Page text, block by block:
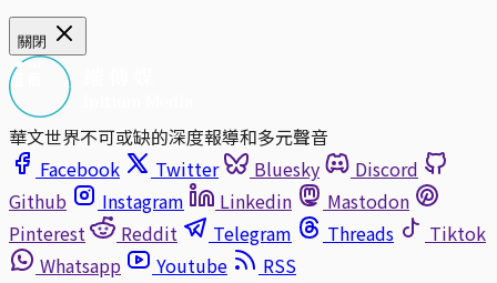
關閉
華文世界不可或缺的深度報導和多元聲音
Facebook
Twitter Bluesky
Discord
Github
Instagram Linkedin
Mastodon
Pinterest
Reddit Telegram Threads
Tiktok
Whatsapp
Youtube
RSS